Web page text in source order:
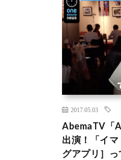
2017.05.03
AbemaTV「
出演！「イ
グアプリ］っ